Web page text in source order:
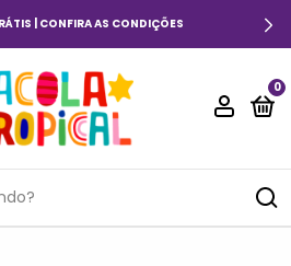
| CONFIRA AS CONDIÇÕES
0